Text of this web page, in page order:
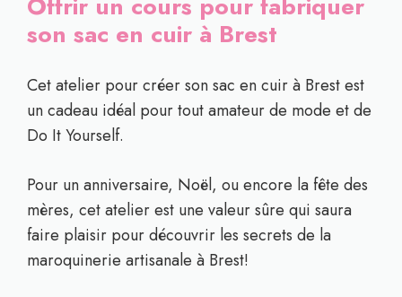
son sac en cuir à Brest
Cet atelier pour créer son sac en cuir à Brest est
un cadeau idéal pour tout amateur de mode et de
Do It Yourself.
Pour un anniversaire, Noël, ou encore la fête des
mères, cet atelier est une valeur sûre qui saura
faire plaisir pour découvrir les secrets de la
maroquinerie artisanale à Brest!